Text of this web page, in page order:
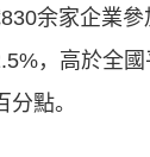
余家企業
，高於全
點。